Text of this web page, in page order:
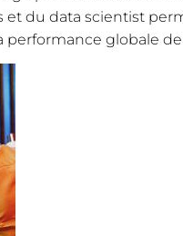
et du data scientist
performance globale de